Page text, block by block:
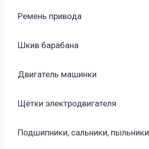
Ремень привода
Шкив барабана
Двигатель машинки
Щётки электродвигателя
Подшипники, сальники, пыльники